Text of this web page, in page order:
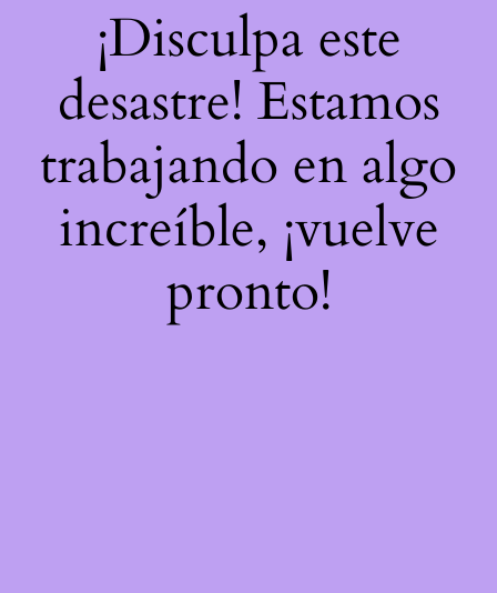
¡Disculpa este
desastre! Estamos
trabajando en algo
increíble, ¡vuelve
pronto!